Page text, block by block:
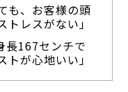
も、お客様の頭
レスがない」
長167センチで
が心地いい」